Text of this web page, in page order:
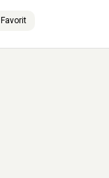
Favorit